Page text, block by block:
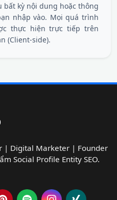
bất kỳ nội dung hoặc thông
nhập vào. Mọi quá trình
thực hiện trực tiếp trên
(Client-side).
| Digital Marketer | Founder
Social Profile Entity SEO.